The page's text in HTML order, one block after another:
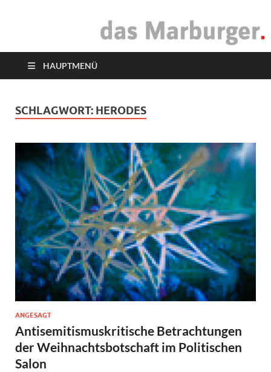
das Marburger.
HAUPTMENÜ
SCHLAGWORT: HERODES
ANGESAGT
Antisemitismuskritische Betrachtungen
der Weihnachtsbotschaft im Politischen
Salon